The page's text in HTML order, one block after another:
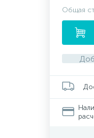
Общая